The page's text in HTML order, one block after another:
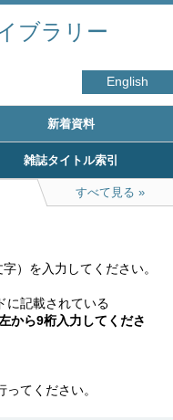
ブラリー
English
新着資料
雑誌タイトル索引
すべて見る
）を入力してください。
に記載されている
から9桁入力してくださ
てください。